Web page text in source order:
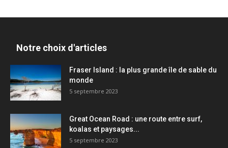
Notre choix d'articles
Fraser Island : la plus grande île de sable du
monde
5 septembre 2023
Great Ocean Road : une route entre surf,
koalas et paysages...
5 septembre 2023